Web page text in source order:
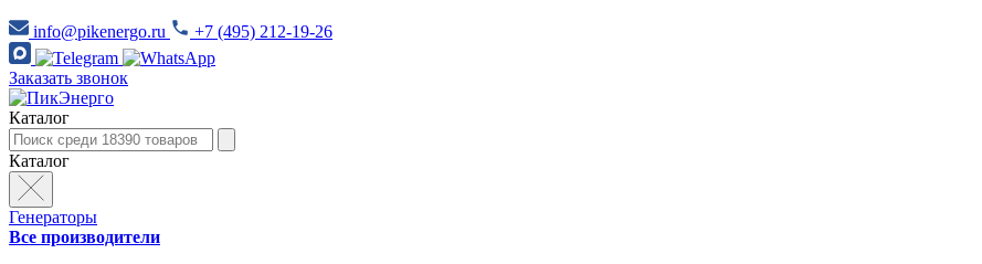
info@pikenergo.ru +7 (495) 212-19-26
Заказать звонок
Каталог
Каталог
Генераторы
Все производители